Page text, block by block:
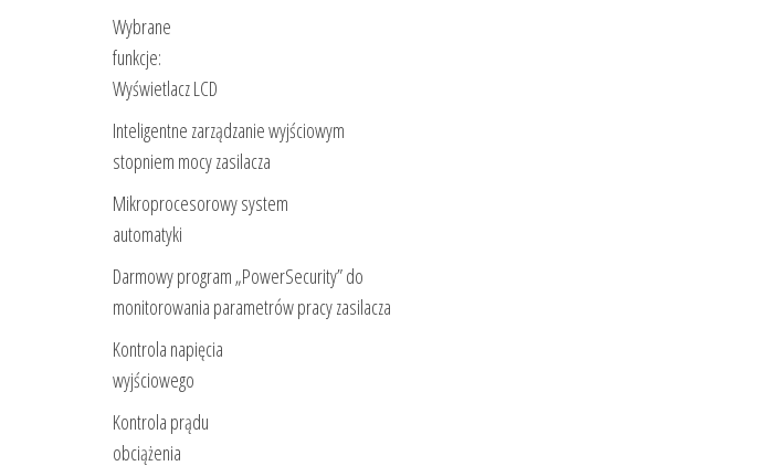
Wybrane
funkcje:
Wyświetlacz LCD
Inteligentne zarządzanie wyjściowym
stopniem mocy zasilacza
Mikroprocesorowy system
automatyki
Darmowy program „PowerSecurity” do
monitorowania parametrów pracy zasilacza
Kontrola napięcia
wyjściowego
Kontrola prądu
obciążenia